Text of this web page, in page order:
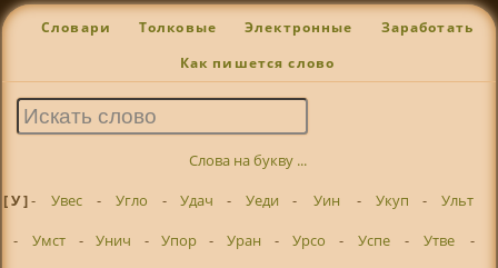
Словари Толковые Электронные Заработать
Как пишется слово
Слова на букву ...
[ У ]- Увес - Угло - Удач - Уеди - Уин - Укуп -
Ульт
-
Умст - Унич - Упор - Уран - Урсо - Успе - Утве
-